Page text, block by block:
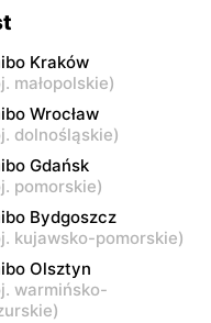
32
al. Pokoju 67
ul. Gen. Henryka
11
ul. Chorzowska
Kraków
małopolskie)
Wrocław
dolnośląskie)
Gdańsk
pomorskie)
Bydgoszcz
kujawsko-pomorskie)
Olsztyn
warmińsko-
)